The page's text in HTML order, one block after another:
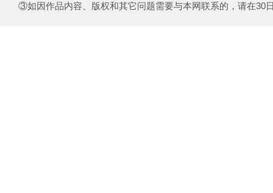
③如因作品内容、版权和其它问题需要与本网联系的，请在30